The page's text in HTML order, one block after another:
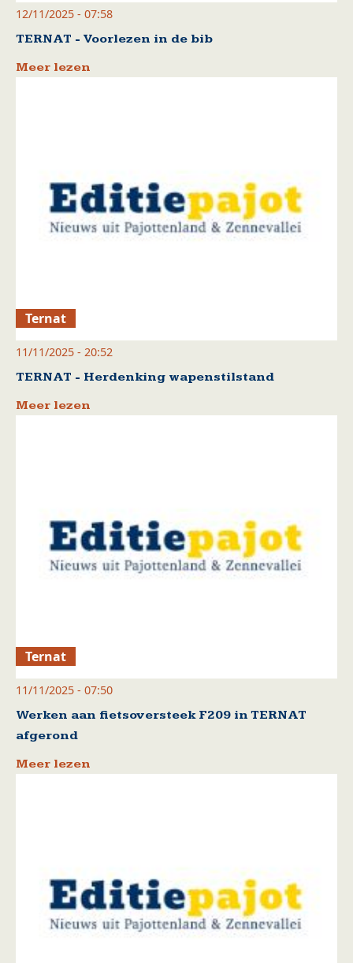
12/11/2025 - 07:58
TERNAT - Voorlezen in de bib
Meer lezen
Ternat
11/11/2025 - 20:52
TERNAT - Herdenking wapenstilstand
Meer lezen
Ternat
11/11/2025 - 07:50
Werken aan fietsoversteek F209 in TERNAT
afgerond
Meer lezen